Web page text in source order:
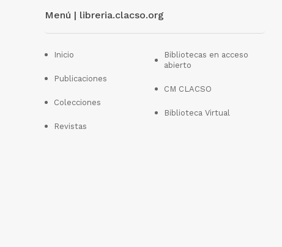
Menú | libreria.clacso.org
Inicio
Publicaciones
Colecciones
Revistas
Bibliotecas en acceso
abierto
CM CLACSO
Biblioteca Virtual